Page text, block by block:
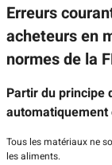
Erreurs
acheteurs en
normes de la
Partir du principe
Tous les matériaux ne
les aliments.